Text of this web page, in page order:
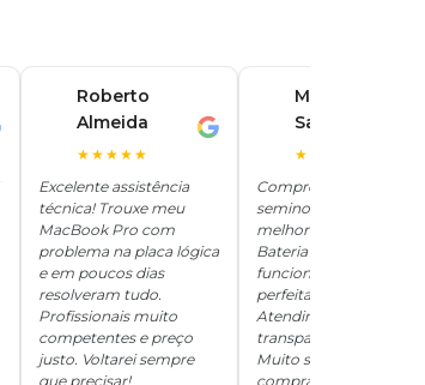
Roberto
Almeida
★★★★★
Excelente assistência
técnica! Trouxe meu
MacBook Pro com
problema na placa lógica
e em poucos dias
resolveram tudo.
Profissionais muito
competentes e preço
justo. Voltarei sempre
que precisar!
Marina
Santos
★★★★★
Comprei um iPhone
seminovo aqui e ficou
melhor que novo.
Bateria 100%, tudo
funcionando
perfeitamente.
Atendimento
transparente e
Muito satisfeita com a
compra!